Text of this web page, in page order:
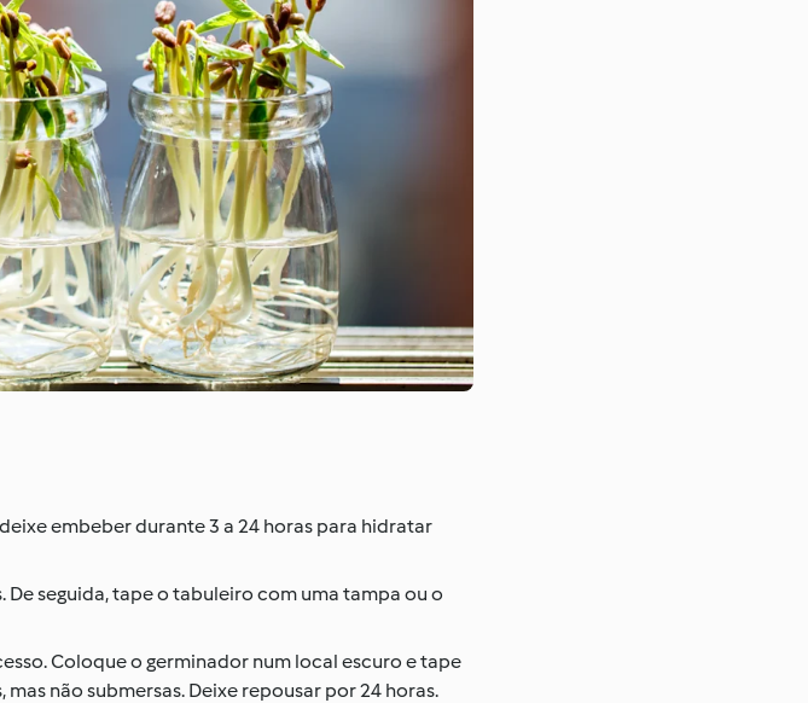
embeber durante 3 a 24 horas para hidratar
De seguida, tape o tabuleiro com uma tampa ou o
Coloque o germinador num local escuro e tape
não submersas. Deixe repousar por 24 horas.